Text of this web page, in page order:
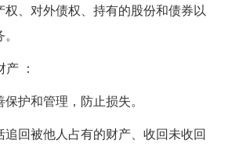
权、对外债权、持有的股份和债券以
：
护和管理，防止损失。
回被他人占有的财产、收回未收回